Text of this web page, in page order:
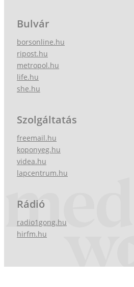
Bulvár
borsonline.hu
ripost.hu
metropol.hu
life.hu
she.hu
Szolgáltatás
freemail.hu
koponyeg.hu
videa.hu
lapcentrum.hu
Rádió
radio1gong.hu
hirfm.hu